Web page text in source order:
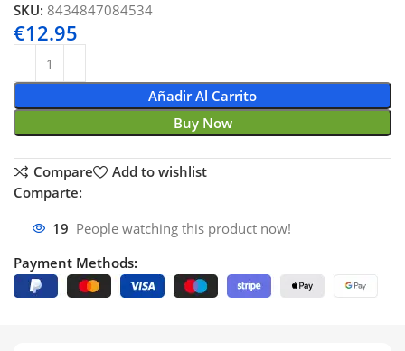
SKU:8434847084534
€12.95
Añadir Al Carrito
Buy Now
Compare
Add to wishlist
Comparte:
19 People watching this product now!
Payment Methods: